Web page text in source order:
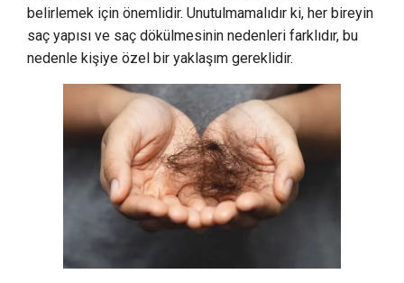
belirlemek için önemlidir. Unutulmamalıdır ki, her bireyin
saç yapısı ve saç dökülmesinin nedenleri farklıdır, bu
nedenle kişiye özel bir yaklaşım gereklidir.